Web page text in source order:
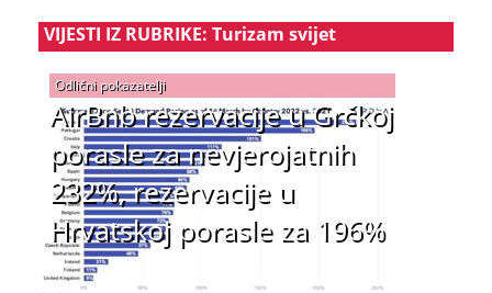
VIJESTI IZ RUBRIKE: Turizam svijet
AirBnb rezervacije u Grčkoj
porasle za nevjerojatnih
232%, rezervacije u
Hrvatskoj porasle za 196%
Odlični pokazatelji